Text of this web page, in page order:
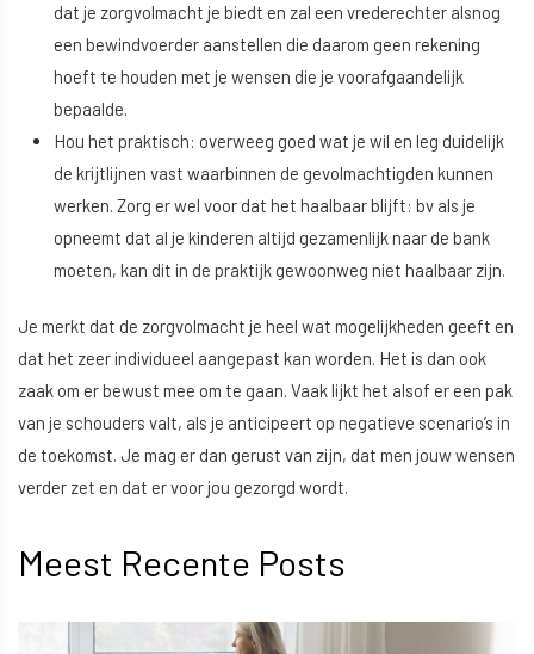
dat je zorgvolmacht je biedt en zal een vrederechter alsnog
een bewindvoerder aanstellen die daarom geen rekening
hoeft te houden met je wensen die je voorafgaandelijk
bepaalde.
Hou het praktisch: overweeg goed wat je wil en leg duidelijk
de krijtlijnen vast waarbinnen de gevolmachtigden kunnen
werken. Zorg er wel voor dat het haalbaar blijft: bv als je
opneemt dat al je kinderen altijd gezamenlijk naar de bank
moeten, kan dit in de praktijk gewoonweg niet haalbaar zijn.
Je merkt dat de zorgvolmacht je heel wat mogelijkheden geeft en
dat het zeer individueel aangepast kan worden. Het is dan ook
zaak om er bewust mee om te gaan. Vaak lijkt het alsof er een pak
van je schouders valt, als je anticipeert op negatieve scenario’s in
de toekomst. Je mag er dan gerust van zijn, dat men jouw wensen
verder zet en dat er voor jou gezorgd wordt.
Meest Recente Posts